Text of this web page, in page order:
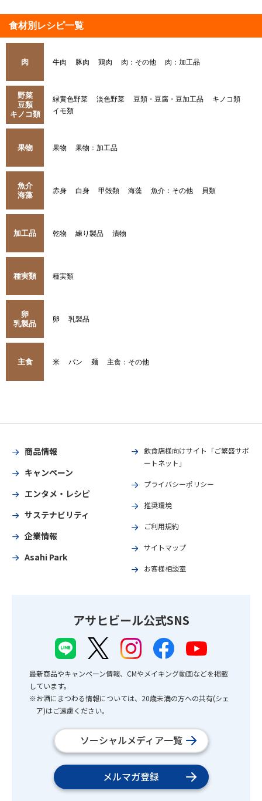
食材別レシピ一覧
肉 牛肉 豚肉 鶏肉 肉：その他 肉：加工品
野菜
豆類
キノコ類
緑黄色野菜 淡色野菜 豆類・豆腐・豆加工品
キノコ類
イモ類
果物 果物 果物：加工品
魚介
海藻
赤身 白身 甲殻類 海藻 魚介：その他 貝類
加工品 乾物 練り製品 漬物
種実類 種実類
卵
乳製品
卵 乳製品
主食 米 パン 麺 主食：その他
商品情報
キャンペーン
エンタメ・レシピ
サステナビリティ
企業情報
Asahi Park
飲食店様向けサイト「ご繁盛サポ
ートネット」
プライバシーポリシー
推奨環境
ご利用規約
サイトマップ
お客様相談室
アサヒビール公式SNS
最新商品やキャンペーン情報、CMやメイキング動画などを掲載
しています。
※お酒にまつわる情報については、20歳未満の方への共有(シェ
ア)はご遠慮ください。
ソーシャルメディア一覧
メルマガ登録